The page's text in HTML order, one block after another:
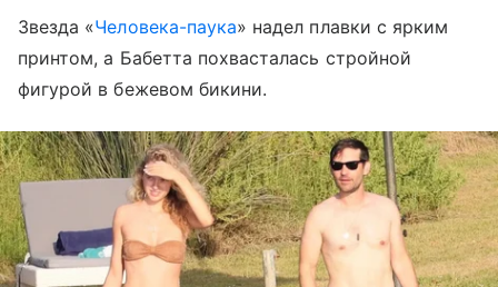
Звезда «Человека-паука» надел плавки с ярким
принтом, а Бабетта похвасталась стройной
фигурой в бежевом бикини.